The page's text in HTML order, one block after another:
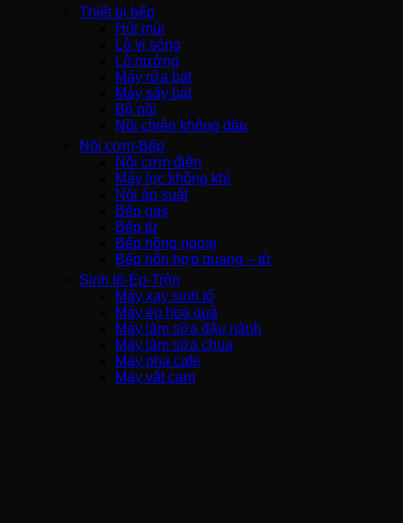
Thiết bị bếp
Hút mùi
Lò vi sóng
Lò nướng
Máy rửa bát
Máy sấy bát
Bộ nồi
Nồi chiên không dầu
Nồi cơm-Bếp
Nồi cơm điện
Máy lọc không khí
Nồi áp suất
Bếp gas
Bếp từ
Bếp hồng ngoại
Bếp hỗn hợp quang – từ
Sinh tố-Ép-Trộn
Máy xay sinh tố
Máy ép hoa quả
Máy làm sữa đậu nành
Máy làm sữa chua
Máy pha cafe
Máy vắt cam